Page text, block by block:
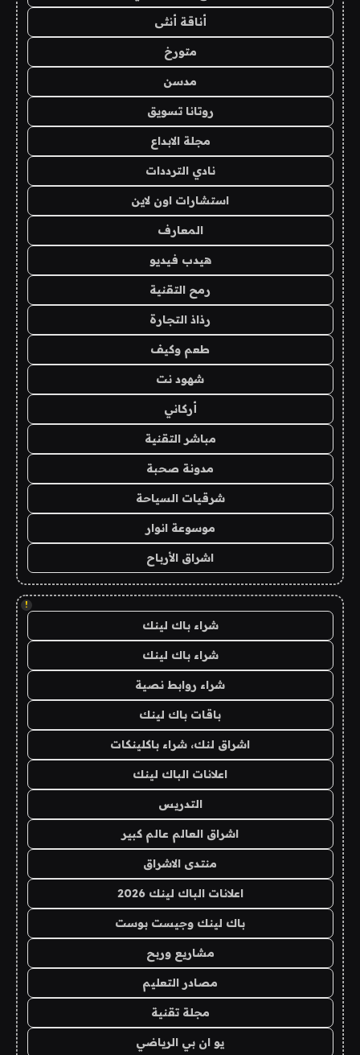
أناقة أنثى
متورخ
مدسن
روتانا تسويق
مجلة الابداع
نادي الترددات
استشارات اون لاين
المعارف
هيدب فيديو
رمح التقنية
رذاذ التجارة
طعم وكيف
شهود نت
أركاني
مباشر التقنية
مدونة صحبة
شرقيات السياحة
موسوعة انوار
اشراق الأرباح
!
شراء باك لينك
شراء باك لينك
شراء روابط نصية
باقات باك لينك
اشراق لنك، شراء باكلينكات
اعلانات الباك لينك
التدريس
اشراق العالم عالم كبير
منتدى الاشراق
اعلانات الباك لينك 2026
باك لينك وجيست بوست
مشاريع وربح
مصادر التعليم
مجلة تقنية
يو ان بي الرياضي